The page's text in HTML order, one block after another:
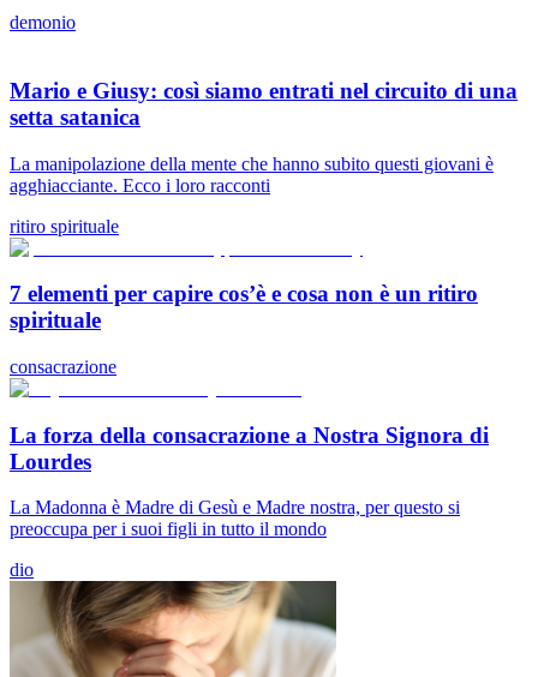
demonio
Mario e Giusy: così siamo entrati nel circuito di una
setta satanica
La manipolazione della mente che hanno subito questi giovani è
agghiacciante. Ecco i loro racconti
ritiro spirituale
7 elementi per capire cos’è e cosa non è un ritiro
spirituale
consacrazione
La forza della consacrazione a Nostra Signora di
Lourdes
La Madonna è Madre di Gesù e Madre nostra, per questo si
preoccupa per i suoi figli in tutto il mondo
dio